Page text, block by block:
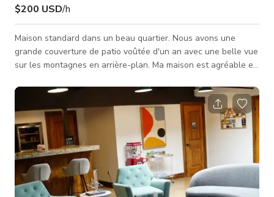
$200 USD/h
Maison standard dans un beau quartier. Nous avons une
grande couverture de patio voûtée d'un an avec une belle vue
sur les montagnes en arrière-plan. Ma maison est agréable et
avec un bac à plantes, un oranger et un pêcher ainsi qu'une
zone avec du gravier décoratif. Le jardin avant est en pelouse
avec des bacs à plantes. Nous avons un accès complet pour
camping-car d'un côté de la maison et un abri de l'autre côté.
Nous